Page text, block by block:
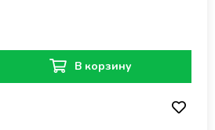
В корзину